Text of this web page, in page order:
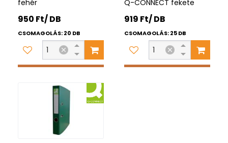
fehér
950 Ft/ DB
CSOMAGOLÁS: 20 DB
Q-CONNECT fekete
919 Ft/ DB
CSOMAGOLÁS: 25 DB